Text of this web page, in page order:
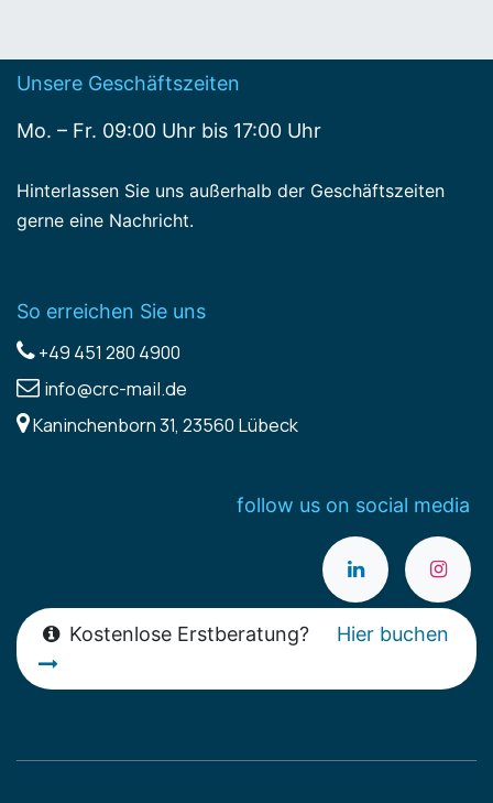
Unsere Geschäftszeiten
Mo. – Fr. 09:00 Uhr bis 17:00 Uhr
Hinterlassen Sie uns außerhalb der Geschäftszeiten
gerne eine Nachricht.
So erreichen Sie uns
+49 451 280 4900
info@crc-mail.de
Kaninchenborn 31, 23560 Lübeck
follow us on social media
Kostenlose Erstberatung? Hier buchen